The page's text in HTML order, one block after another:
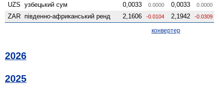
UZS узбецький сум 0,0033 0.0000 0,0033 0.0000
ZAR південно-африканський ренд 2,1606 -0.0104 2,1942 -0.0309
конвертер
2026
2025